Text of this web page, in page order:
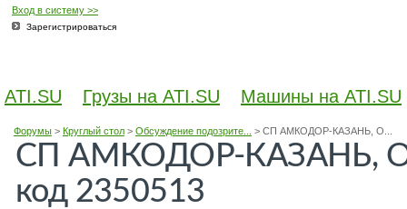
Вход в систему >>
Зарегистрироваться
ATI.SU Грузы на ATI.SU Машины на ATI.SU
Форумы> Круглый стол> Обсуждение подозрите... > СП АМКОДОР-КАЗАНЬ, О...
СП АМКОДОР-КАЗАНЬ,
код 2350513